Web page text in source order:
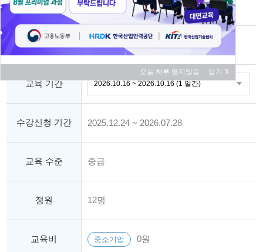
과정명 레이저가공 실무과정
교육 대상 중소기업
교육 기간
수강신청 기간 2025.12.24 ~ 2026.07.28
교육 수준 중급
정원 12명
교육비 중소기업 0원
오늘 하루 열지않음 닫기 X